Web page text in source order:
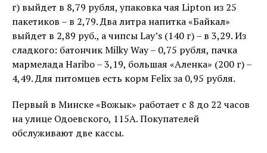
г) выйдет в 8,79 рубля, упаковка чая Lipton из 25
пакетиков – в 2,79. Два литра напитка «Байкал»
выйдет в 2,89 руб., а чипсы Lay’s (140 г) – в 3,29. Из
сладкого: батончик Milky Way – 0,75 рубля, пачка
мармелада Haribo – 3,19, большая «Аленка» (200 г) –
4,49. Для питомцев есть корм Felix за 0,95 рубля.
Первый в Минске «Вожык» работает с 8 до 22 часов
на улице Одоевского, 115А. Покупателей
обслуживают две кассы.